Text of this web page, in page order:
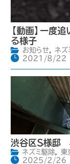
【動画】一度
る様子
お知らせ,
ネズ
2021/8/22
渋谷区S様邸
ネズミ駆除, 東
2025/2/26